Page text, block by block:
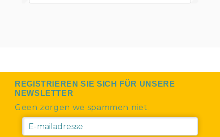
REGISTRIEREN SIE SICH FÜR UNSERE
NEWSLETTER
Geen zorgen we spammen niet.